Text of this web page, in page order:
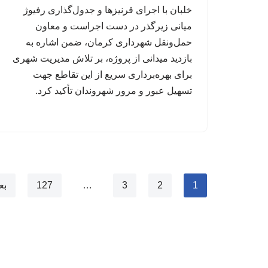
خلبان با اجرای قرنیزها و جدول‌گذاری رفیوژ
میانی زیرگذر در دست اجراست و معاون
حمل‌ونقل شهرداری کرمان، ضمن اشاره به
بازدید میدانی از پروژه، بر تلاش مدیریت شهری
برای بهره‌برداری سریع از این تقاطع جهت
تسهیل عبور و مرور شهروندان تأکید کرد.
1
2
3
…
127